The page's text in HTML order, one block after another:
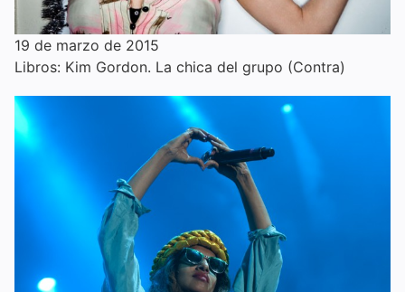
19 de marzo de 2015
Libros: Kim Gordon. La chica del grupo (Contra)